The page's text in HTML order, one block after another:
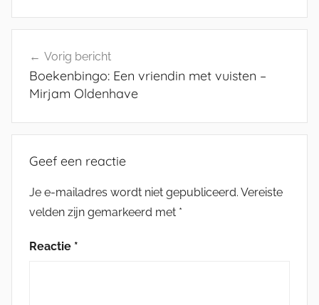
navigatie
Vorig bericht
Boekenbingo: Een vriendin met vuisten –
Mirjam Oldenhave
Geef een reactie
Je e-mailadres wordt niet gepubliceerd. Vereiste
velden zijn gemarkeerd met *
Reactie *